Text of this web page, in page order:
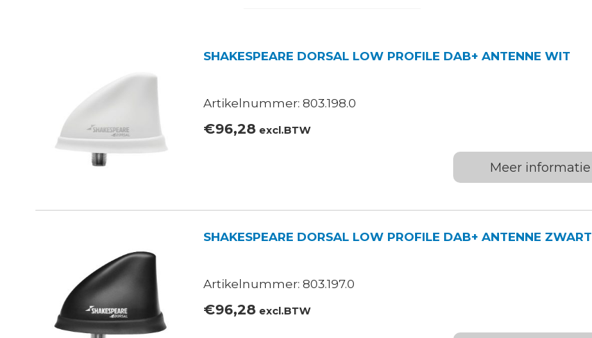
SHAKESPEARE DORSAL LOW PROFILE DAB+ ANTENNE WIT
Artikelnummer: 803.198.0
€96,28 excl.BTW
Meer informatie
SHAKESPEARE DORSAL LOW PROFILE DAB+ ANTENNE ZWART
Artikelnummer: 803.197.0
€96,28 excl.BTW